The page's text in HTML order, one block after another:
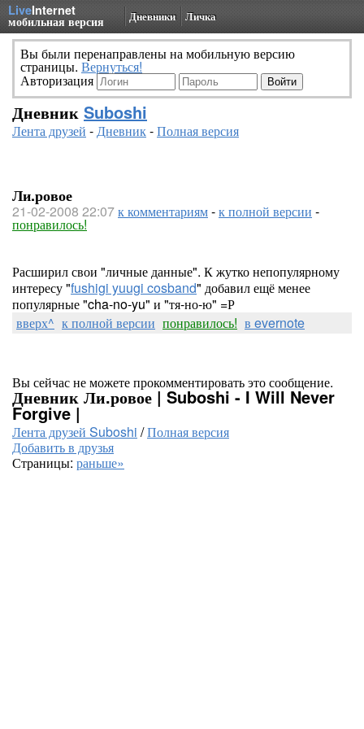
LiveInternet
мобильная версия Дневники Личка
Вы были перенаправлены на мобильную версию
страницы. Вернуться!
Авторизация
Дневник Suboshi
Лента друзей -Дневник-Полная версия
Ли.ровое
21-02-2008 22:07к комментариям-к полной версии -
понравилось!
Расширил свои "личные данные". К жутко непопулярному
интересу "fushigi yuugi cosband" добавил ещё менее
популярные "cha-no-yu" и "тя-но-ю" =Р
вверх^ к полной версии понравилось! в evernote
Вы сейчас не можете прокомментировать это сообщение.
Дневник Ли.ровое | Suboshi - I Will Never
Forgive |
Лента друзей Suboshi /Полная версия
Добавить в друзья
Страницы: раньше»